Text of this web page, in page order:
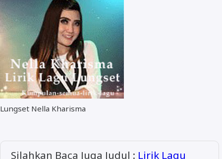
Lungset Nella Kharisma
Silahkan Baca Juga Judul : Lirik Lagu